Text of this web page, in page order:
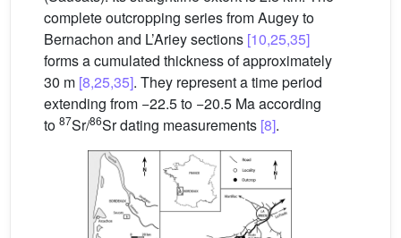
complete outcropping series from Augey to
Bernachon and L’Ariey sections [10,25,35]
forms a cumulated thickness of approximately
30 m [8,25,35]. They represent a time period
extending from −22.5 to −20.5 Ma according
to 87Sr/86Sr dating measurements [8].